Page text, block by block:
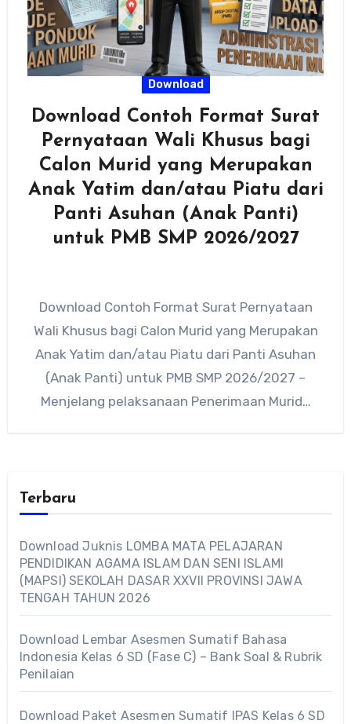
Download
Download Contoh Format Surat
Pernyataan Wali Khusus bagi
Calon Murid yang Merupakan
Anak Yatim dan/atau Piatu dari
Panti Asuhan (Anak Panti)
untuk PMB SMP 2026/2027
Download Contoh Format Surat Pernyataan
Wali Khusus bagi Calon Murid yang Merupakan
Anak Yatim dan/atau Piatu dari Panti Asuhan
(Anak Panti) untuk PMB SMP 2026/2027 –
Menjelang pelaksanaan Penerimaan Murid…
Terbaru
Download Juknis LOMBA MATA PELAJARAN
PENDIDIKAN AGAMA ISLAM DAN SENI ISLAMI
(MAPSI) SEKOLAH DASAR XXVII PROVINSI JAWA
TENGAH TAHUN 2026
Download Lembar Asesmen Sumatif Bahasa
Indonesia Kelas 6 SD (Fase C) – Bank Soal & Rubrik
Penilaian
Download Paket Asesmen Sumatif IPAS Kelas 6 SD